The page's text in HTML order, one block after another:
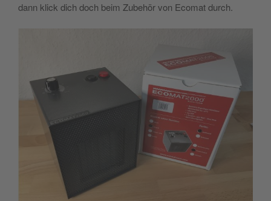
dann klick dich doch beim Zubehör von Ecomat durch.